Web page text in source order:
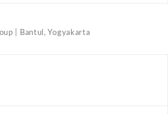
| Bantul, Yogyakarta